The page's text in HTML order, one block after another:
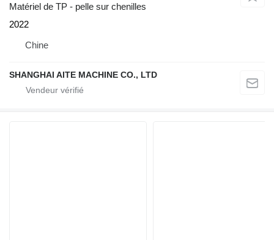
Matériel de TP - pelle sur chenilles
2022
Chine
SHANGHAI AITE MACHINE CO., LTD